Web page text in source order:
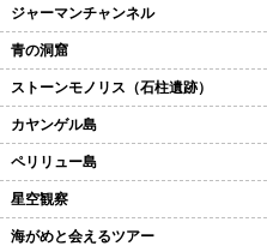
ジャーマンチャンネル
青の洞窟
ストーンモノリス（石柱遺跡）
カヤンゲル島
ペリリュー島
星空観察
海がめと会えるツアー